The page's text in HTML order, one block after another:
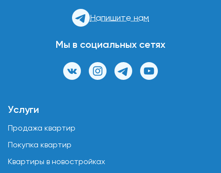
Напишите нам
Мы в социальных сетях
Услуги
Продажа квартир
Покупка квартир
Квартиры в новостройках